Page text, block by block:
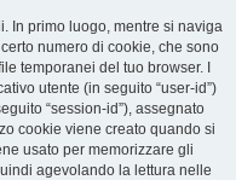
In primo luogo, mentre si naviga
numero di cookie, che sono
temporanei del tuo browser. I
utente (in seguito “user-id”)
“session-id”), assegnato
cookie viene creato quando si
usato per memorizzare gli
agevolando la lettura nelle